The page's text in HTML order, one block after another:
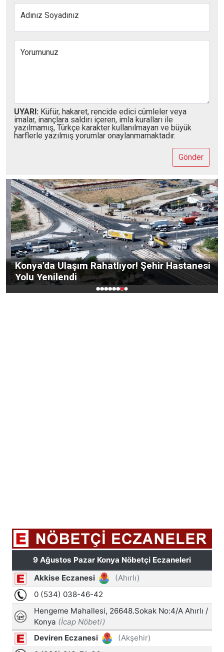
Adınız Soyadınız
Yorumunuz
UYARI: Küfür, hakaret, rencide edici cümleler veya
imalar, inançlara saldırı içeren, imla kuralları ile
yazılmamış, Türkçe karakter kullanılmayan ve büyük
harflerle yazılmış yorumlar onaylanmamaktadır.
Gönder
Konya'da Ulaşım Rahatlıyor! Şehir Hastanesi
Yolu Yenilendi